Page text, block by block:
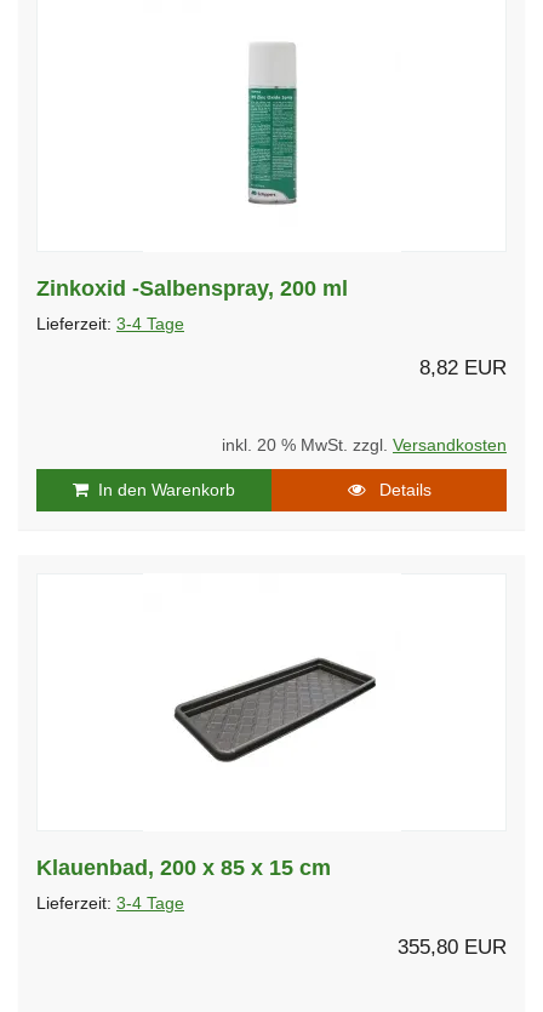
Zinkoxid -Salbenspray, 200 ml
Lieferzeit: 3-4 Tage
8,82 EUR
inkl. 20 % MwSt. zzgl. Versandkosten
In den Warenkorb Details
Klauenbad, 200 x 85 x 15 cm
Lieferzeit: 3-4 Tage
355,80 EUR